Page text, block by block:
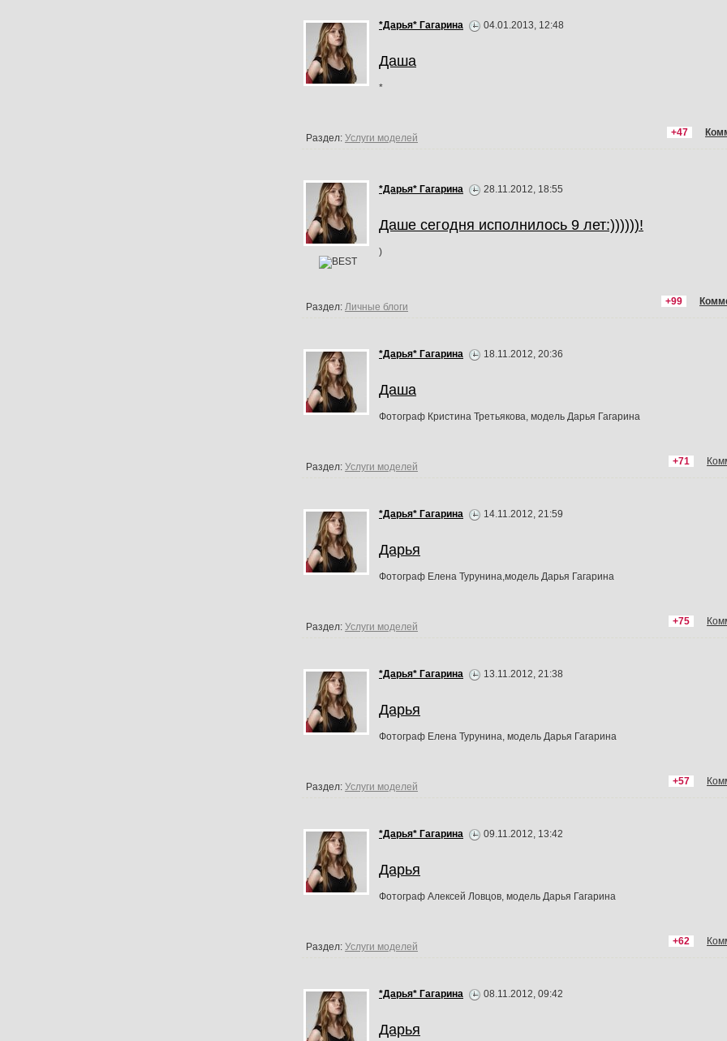
*Дарья* Гагарина 04.01.2013, 12:48
Даша
*
+47
Раздел: Услуги моделей
*Дарья* Гагарина 28.11.2012, 18:55
Даше сегодня исполнилось 9 лет:))))))!
)
+99
Раздел: Личные блоги
*Дарья* Гагарина 18.11.2012, 20:36
Даша
Фотограф Кристина Третьякова, модель Дарья Гагарина
+71
Раздел: Услуги моделей
*Дарья* Гагарина 14.11.2012, 21:59
Дарья
Фотограф Елена Турунина,модель Дарья Гагарина
+75
Раздел: Услуги моделей
*Дарья* Гагарина 13.11.2012, 21:38
Дарья
Фотограф Елена Турунина, модель Дарья Гагарина
+57
Раздел: Услуги моделей
*Дарья* Гагарина 09.11.2012, 13:42
Дарья
Фотограф Алексей Ловцов, модель Дарья Гагарина
+62
Раздел: Услуги моделей
*Дарья* Гагарина 08.11.2012, 09:42
Дарья